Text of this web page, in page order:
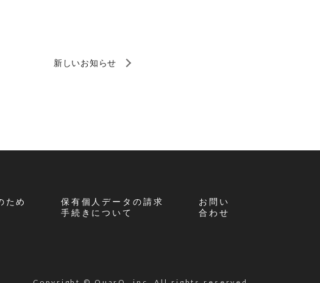
新しいお知らせ
ため
保有個人データの請求
手続きについて
お問い
合わせ